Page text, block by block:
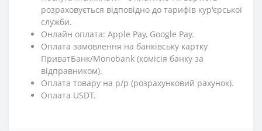
розраховується відповідно до тарифів кур'єрської
служби.
Онлайн оплата: Apple Pay, Google Pay.
Оплата замовлення на банківську картку
ПриватБанк/Monobank (комісія банку за
відправником).
Оплата товару на р/р (розрахунковий рахунок).
Оплата USDT.